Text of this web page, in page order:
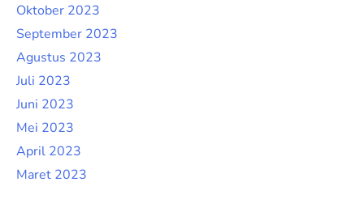
Oktober 2023
September 2023
Agustus 2023
Juli 2023
Juni 2023
Mei 2023
April 2023
Maret 2023